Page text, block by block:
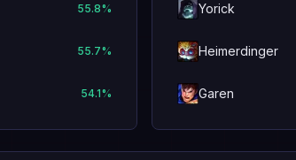
55.8%
55.7%
54.1%
Yorick
Heimerdinger
Garen